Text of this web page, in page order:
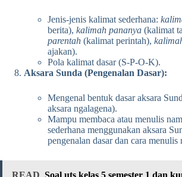
Jenis-jenis kalimat sederhana:
berita), kalimah pananya (kalimat
parentah (kalimat perintah),
ajakan).
Pola kalimat dasar (S-P-O-K).
Aksara Sunda (Pengenalan Dasar):
Mengenal bentuk dasar aksara
aksara ngalagena).
Mampu membaca atau menulis
sederhana menggunakan aksara
pengenalan dasar dan cara menulis
READ Soal uts kelas 5 semester 1 dan